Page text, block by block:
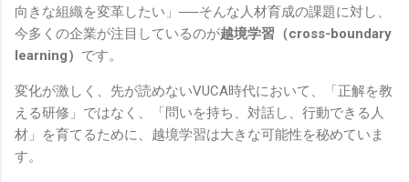
向きな組織を変革したい」──そんな人材育成の課題に対し、
今多くの企業が注目しているのが越境学習（cross-boundary
learning） です。
変化が激しく、先が読めないVUCA時代において、「正解を教
える研修」ではなく、「問いを持ち、対話し、行動できる人
材」を育てるために、越境学習は大きな可能性を秘めていま
す。